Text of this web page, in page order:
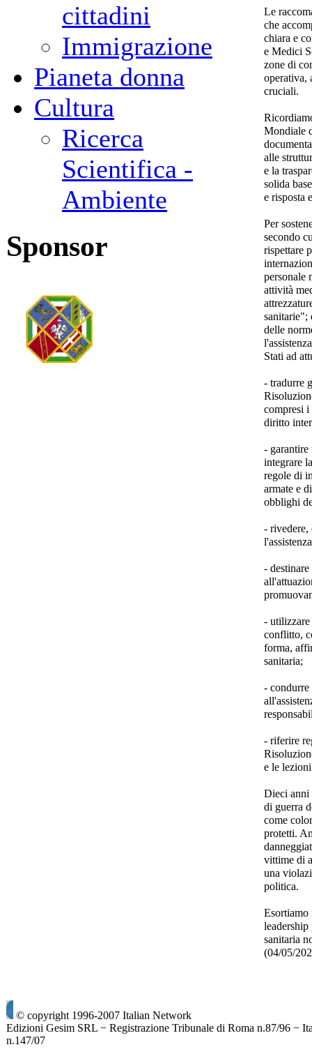
cittadini
Immigrazione
Pianeta donna
Cultura
Ricerca
Scientifica -
Ambiente
Sponsor
Le
che
chiara e
e Medici
zone di
operativa,
cruciali.
Mondiale
alle
e la
solida
e risposta
Per
secondo
rispettare
personale
attività
sanitarie";
delle
Stati ad
- tradurre
compresi
diritto
-
integrare
regole di
armate e
obblighi
- rivedere,
-
-
conflitto,
forma,
sanitaria;
-
- riferire
e le
Dieci anni
di guerra
come
protetti.
vittime di
una
politica.
Esortiamo
sanitaria
(04/05/
© copyright 1996-2007 Italian Network
Edizioni Gesim SRL − Registrazione Tribunale di Roma n.87/96 −
n.147/07